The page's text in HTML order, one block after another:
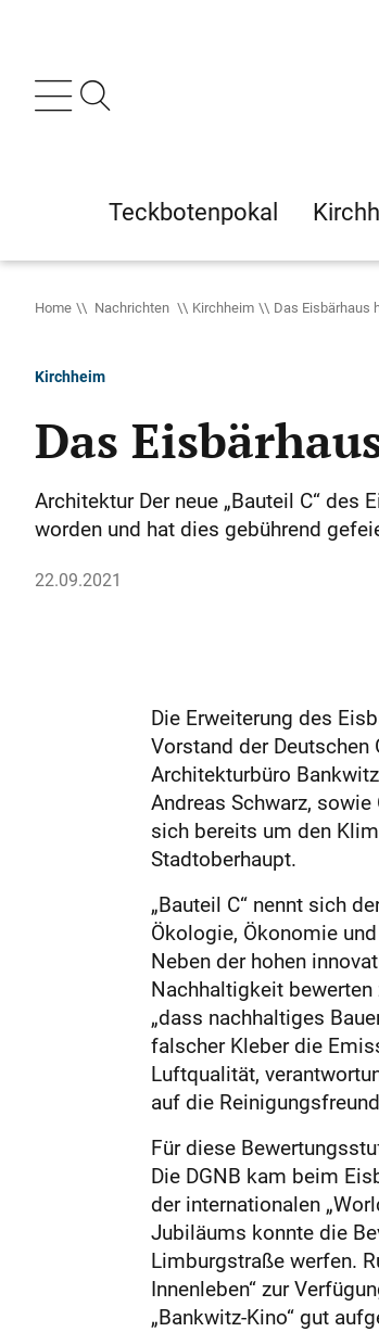
Teckbotenpokal
Home Nachrichten Kirchheim Das Eisbärhaus
Kirchheim
Das
Architektur Der neue „Bauteil C“
worden und hat dies gebührend
22.09.2021
Die Erweiterung des
Vorstand der
Architekturbüro
Andreas Schwarz,
sich bereits um den
Stadtoberhaupt.
„Bauteil C“ nennt sich
Ökologie, Ökonomie
Neben der hohen
Nachhaltigkeit
„dass nachhaltiges
falscher Kleber die
Luftqualität,
auf die
Für diese
Die DGNB kam beim
der internationalen
Jubiläums konnte die
Limburgstraße werfen.
Innenleben“ zur
„Bankwitz-Kino“ gut